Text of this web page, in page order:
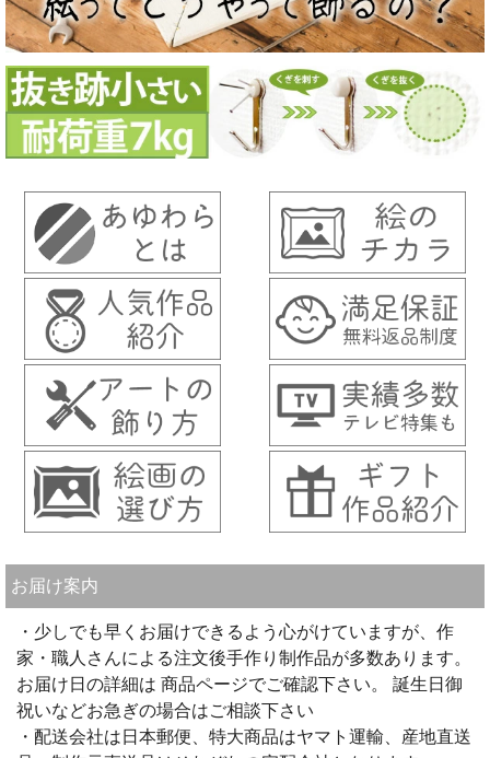
お届け案内
・少しでも早くお届けできるよう心がけていますが、作
家・職人さんによる注文後手作り制作品が多数あります。
お届け日の詳細は 商品ページでご確認下さい。 誕生日御
祝いなどお急ぎの場合はご相談下さい
・配送会社は日本郵便、特大商品はヤマト運輸、産地直送